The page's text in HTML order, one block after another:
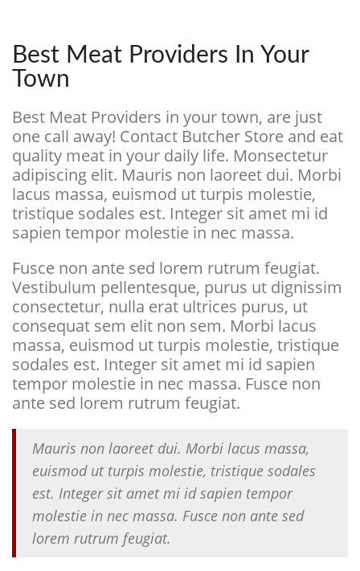
Best Meat Providers In Your
Town
Best Meat Providers in your town, are just
one call away! Contact Butcher Store and eat
quality meat in your daily life. Monsectetur
adipiscing elit. Mauris non laoreet dui. Morbi
lacus massa, euismod ut turpis molestie,
tristique sodales est. Integer sit amet mi id
sapien tempor molestie in nec massa.
Fusce non ante sed lorem rutrum feugiat.
Vestibulum pellentesque, purus ut dignissim
consectetur, nulla erat ultrices purus, ut
consequat sem elit non sem. Morbi lacus
massa, euismod ut turpis molestie, tristique
sodales est. Integer sit amet mi id sapien
tempor molestie in nec massa. Fusce non
ante sed lorem rutrum feugiat.
Mauris non laoreet dui. Morbi lacus massa,
euismod ut turpis molestie, tristique sodales
est. Integer sit amet mi id sapien tempor
molestie in nec massa. Fusce non ante sed
lorem rutrum feugiat.